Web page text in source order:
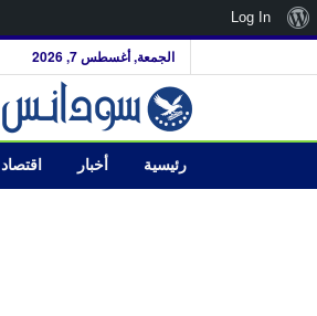
الجمعة, أغسطس 7, 2026
رئيسية أخبار اقتصاد
نبذةLog In